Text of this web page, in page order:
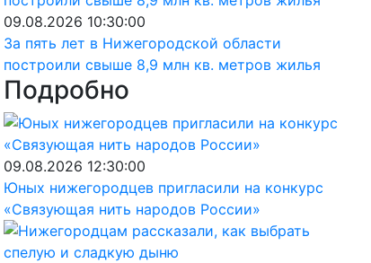
09.08.2026 10:30:00
За пять лет в Нижегородской области
построили свыше 8,9 млн кв. метров жилья
Подробно
09.08.2026 12:30:00
Юных нижегородцев пригласили на конкурс
«Связующая нить народов России»